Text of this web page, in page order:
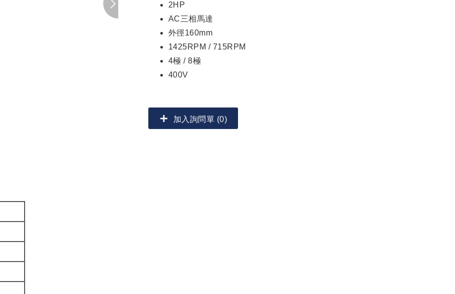
2HP
AC三相馬達
外徑160mm
1425RPM / 715RPM
4極 / 8極
400V
加入詢問單 (0)